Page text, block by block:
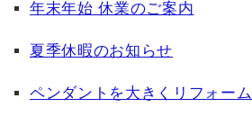
年末年始 休業のご案内
夏季休暇のお知らせ
ペンダントを大きくリフォーム